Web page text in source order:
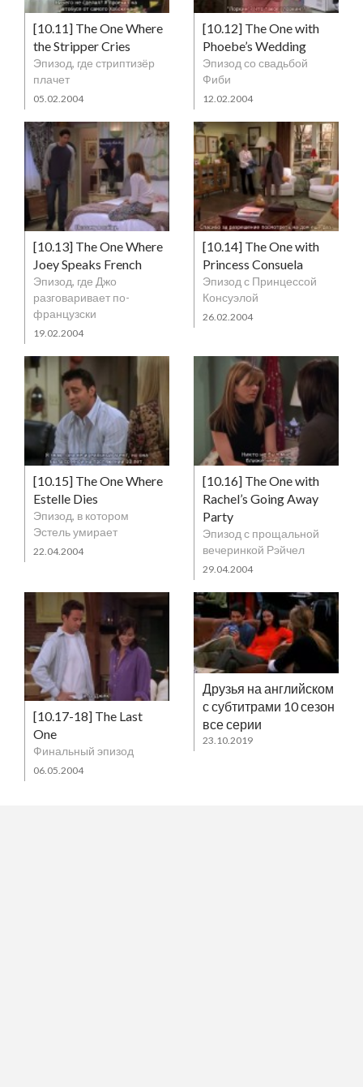
[10.11] The One Where
the Stripper Cries
Эпизод, где стриптизёр
плачет
05.02.2004
[10.12] The One with
Phoebe’s Wedding
Эпизод со свадьбой
Фиби
12.02.2004
[10.13] The One Where
Joey Speaks French
Эпизод, где Джо
разговаривает по-
французски
19.02.2004
[10.14] The One with
Princess Consuela
Эпизод с Принцессой
Консуэлой
26.02.2004
[10.15] The One Where
Estelle Dies
Эпизод, в котором
Эстель умирает
22.04.2004
[10.16] The One with
Rachel’s Going Away
Party
Эпизод с прощальной
вечеринкой Рэйчел
29.04.2004
[10.17-18] The Last
One
Финальный эпизод
06.05.2004
Друзья на английском
с субтитрами 10 сезон
все серии
23.10.2019